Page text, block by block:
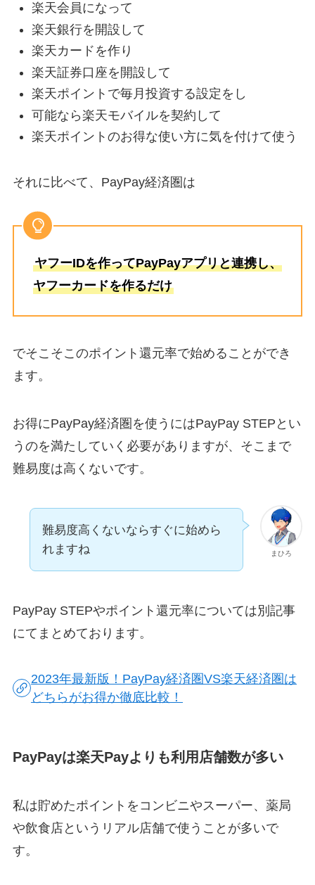
楽天会員になって
楽天銀行を開設して
楽天カードを作り
楽天証券口座を開設して
楽天ポイントで毎月投資する設定をし
可能なら楽天モバイルを契約して
楽天ポイントのお得な使い方に気を付けて使う
それに比べて、PayPay経済圏は
ヤフーIDを作ってPayPayアプリと連携し、
ヤフーカードを作るだけ
でそこそこのポイント還元率で始めることができ
ます。
お得にPayPay経済圏を使うにはPayPay STEPとい
うのを満たしていく必要がありますが、そこまで
難易度は高くないです。
まひろ
難易度高くないならすぐに始めら
れますね
PayPay STEPやポイント還元率については別記事
にてまとめております。
2023年最新版！PayPay経済圏VS楽天経済圏は
どちらがお得か徹底比較！
PayPayは楽天Payよりも利用店舗数が多い
私は貯めたポイントをコンビニやスーパー、薬局
や飲食店というリアル店舗で使うことが多いで
す。